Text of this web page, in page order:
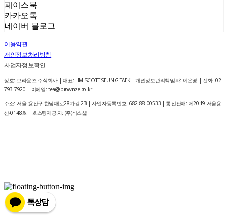
페이스북
카카오톡
네이버 블로그
이용약관
개인정보처리방침
사업자정보확인
상호: 브라운즈 주식회사 | 대표: LIM SCOTT SEUNG TAEK | 개인정보관리책임자: 이은영 | 전화: 02-
793-7920 | 이메일: tea@brownze.co.kr
주소: 서울 용산구 한남대로28가길 23 | 사업자등록번호: 682-88-00533 | 통신판매: 제2019-서울용
산-0148호 | 호스팅제공자: (주)식스샵